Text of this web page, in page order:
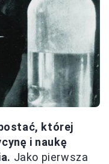
której
i naukę
Jako pierwsza